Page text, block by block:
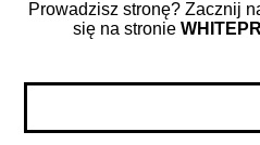
Prowadzisz stronę? Zacznij
się na stronie